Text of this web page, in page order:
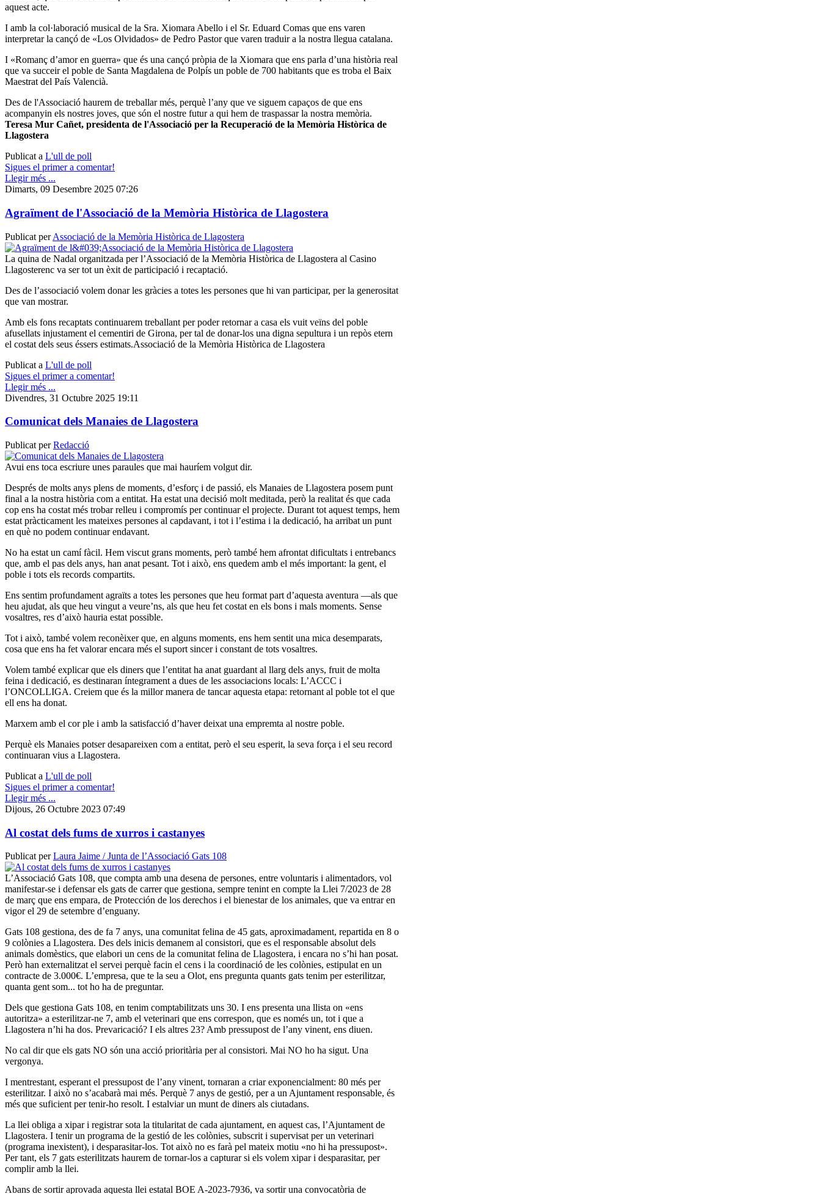
aquest acte.
I amb la col·laboració musical de la Sra. Xiomara Abello i el Sr. Eduard Comas que ens varen
interpretar la cançó de «Los Olvidados» de Pedro Pastor que varen traduir a la nostra llegua catalana.
I «Romanç d’amor en guerra» que és una cançó pròpia de la Xiomara que ens parla d’una història real
que va succeir el poble de Santa Magdalena de Polpís un poble de 700 habitants que es troba el Baix
Maestrat del País Valencià.
Des de l'Associació haurem de treballar més, perquè l’any que ve siguem capaços de que ens
acompanyin els nostres joves, que són el nostre futur a qui hem de traspassar la nostra memòria.
Teresa Mur Cañet, presidenta de l'Associació per la Recuperació de la Memòria Històrica de
Llagostera
Publicat a L'ull de poll
Sigues el primer a comentar!
Llegir més ...
Dimarts, 09 Desembre 2025 07:26
Agraïment de l'Associació de la Memòria Històrica de Llagostera
Publicat perAssociació de la Memòria Històrica de Llagostera
La quina de Nadal organitzada per l’Associació de la Memòria Històrica de Llagostera al Casino
Llagosterenc va ser tot un èxit de participació i recaptació.
Des de l’associació volem donar les gràcies a totes les persones que hi van participar, per la generositat
que van mostrar.
Amb els fons recaptats continuarem treballant per poder retornar a casa els vuit veïns del poble
afusellats injustament el cementiri de Girona, per tal de donar-los una digna sepultura i un repòs etern
el costat dels seus éssers estimats.Associació de la Memòria Històrica de Llagostera
Publicat a L'ull de poll
Sigues el primer a comentar!
Llegir més ...
Divendres, 31 Octubre 2025 19:11
Comunicat dels Manaies de Llagostera
Publicat perRedacció
Avui ens toca escriure unes paraules que mai hauríem volgut dir.
Després de molts anys plens de moments, d’esforç i de passió, els Manaies de Llagostera posem punt
final a la nostra història com a entitat. Ha estat una decisió molt meditada, però la realitat és que cada
cop ens ha costat més trobar relleu i compromís per continuar el projecte. Durant tot aquest temps, hem
estat pràcticament les mateixes persones al capdavant, i tot i l’estima i la dedicació, ha arribat un punt
en què no podem continuar endavant.
No ha estat un camí fàcil. Hem viscut grans moments, però també hem afrontat dificultats i entrebancs
que, amb el pas dels anys, han anat pesant. Tot i això, ens quedem amb el més important: la gent, el
poble i tots els records compartits.
Ens sentim profundament agraïts a totes les persones que heu format part d’aquesta aventura —als que
heu ajudat, als que heu vingut a veure’ns, als que heu fet costat en els bons i mals moments. Sense
vosaltres, res d’això hauria estat possible.
Tot i això, també volem reconèixer que, en alguns moments, ens hem sentit una mica desemparats,
cosa que ens ha fet valorar encara més el suport sincer i constant de tots vosaltres.
Volem també explicar que els diners que l’entitat ha anat guardant al llarg dels anys, fruit de molta
feina i dedicació, es destinaran íntegrament a dues de les associacions locals: L’ACCC i
l’ONCOLLIGA. Creiem que és la millor manera de tancar aquesta etapa: retornant al poble tot el que
ell ens ha donat.
Marxem amb el cor ple i amb la satisfacció d’haver deixat una empremta al nostre poble.
Perquè els Manaies potser desapareixen com a entitat, però el seu esperit, la seva força i el seu record
continuaran vius a Llagostera.
Publicat a L'ull de poll
Sigues el primer a comentar!
Llegir més ...
Dijous, 26 Octubre 2023 07:49
Al costat dels fums de xurros i castanyes
Publicat perLaura Jaime / Junta de l’Associació Gats 108
L’Associació Gats 108, que compta amb una desena de persones, entre voluntaris i alimentadors, vol
manifestar-se i defensar els gats de carrer que gestiona, sempre tenint en compte la Llei 7/2023 de 28
de març que ens empara, de Protección de los derechos i el bienestar de los animales, que va entrar en
vigor el 29 de setembre d’enguany.
Gats 108 gestiona, des de fa 7 anys, una comunitat felina de 45 gats, aproximadament, repartida en 8 o
9 colònies a Llagostera. Des dels inicis demanem al consistori, que es el responsable absolut dels
animals domèstics, que elabori un cens de la comunitat felina de Llagostera, i encara no s’hi han posat.
Però han externalitzat el servei perquè facin el cens i la coordinació de les colònies, estipulat en un
contracte de 3.000€. L’empresa, que te la seu a Olot, ens pregunta quants gats tenim per esterilitzar,
quanta gent som... tot ho ha de preguntar.
Dels que gestiona Gats 108, en tenim comptabilitzats uns 30. I ens presenta una llista on «ens
autoritza» a esterilitzar-ne 7, amb el veterinari que ens correspon, que es només un, tot i que a
Llagostera n’hi ha dos. Prevaricació? I els altres 23? Amb pressupost de l’any vinent, ens diuen.
No cal dir que els gats NO són una acció prioritària per al consistori. Mai NO ho ha sigut. Una
vergonya.
I mentrestant, esperant el pressupost de l’any vinent, tornaran a criar exponencialment: 80 més per
esterilitzar. I això no s’acabarà mai més. Perquè 7 anys de gestió, per a un Ajuntament responsable, és
més que suficient per tenir-ho resolt. I estalviar un munt de diners als ciutadans.
La llei obliga a xipar i registrar sota la titularitat de cada ajuntament, en aquest cas, l’Ajuntament de
Llagostera. I tenir un programa de la gestió de les colònies, subscrit i supervisat per un veterinari
(programa inexistent), i desparasitar-los. Tot això no es farà pel mateix motiu «no hi ha pressupost».
Per tant, els 7 gats esterilitzats haurem de tornar-los a capturar si els volem xipar i desparasitar, per
complir amb la llei.
Abans de sortir aprovada aquesta llei estatal BOE A-2023-7936, va sortir una convocatòria de